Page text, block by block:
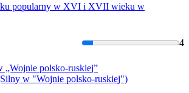
popularny w XVI i XVII wieku w
4
„Wojnie polsko-ruskiej”
w "Wojnie polsko-ruskiej")